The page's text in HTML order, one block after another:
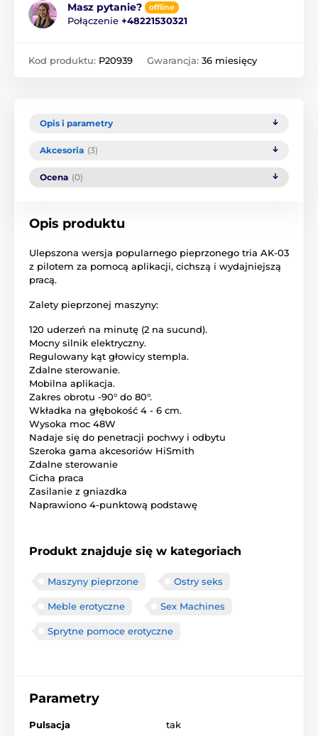
Masz pytanie? offline
Połączenie +48221530321
Kod produktu: P20939 Gwarancja: 36 miesięcy
Opis i parametry
Akcesoria (3)
Ocena (0)
Opis produktu
Ulepszona wersja popularnego pieprzonego tria AK-03
z pilotem za pomocą aplikacji, cichszą i wydajniejszą
pracą.
Zalety pieprzonej maszyny:
120 uderzeń na minutę (2 na sucund).
Mocny silnik elektryczny.
Regulowany kąt głowicy stempla.
Zdalne sterowanie.
Mobilna aplikacja.
Zakres obrotu -90° do 80°.
Wkładka na głębokość 4 - 6 cm.
Wysoka moc 48W
Nadaje się do penetracji pochwy i odbytu
Szeroka gama akcesoriów HiSmith
Zdalne sterowanie
Cicha praca
Zasilanie z gniazdka
Naprawiono 4-punktową podstawę
Produkt znajduje się w kategoriach
Maszyny pieprzone Ostry seks
Meble erotyczne Sex Machines
Sprytne pomoce erotyczne
Parametry
Pulsacja tak